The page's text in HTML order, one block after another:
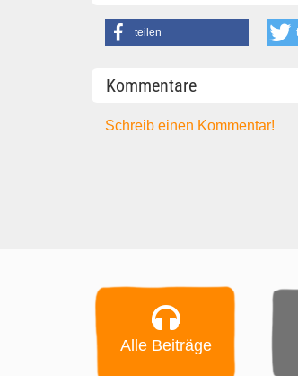
teilen
Kommentare
Schreib einen Kommentar!
Alle Beiträge